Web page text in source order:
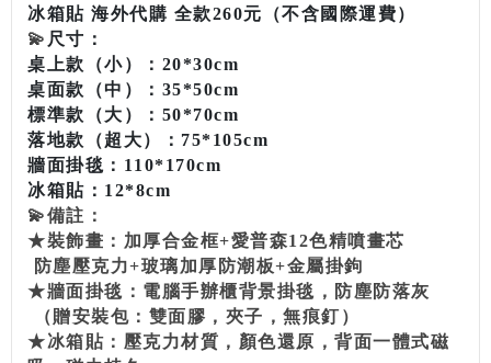
冰箱貼 海外代購 全款260元 （不含國際運費）
💫 尺寸：
桌上款（小）：20*30cm
桌面款（中）：35*50cm
標準款（大）：50*70cm
落地款（超大）：75*105cm
牆面掛毯：110*170cm
冰箱貼：12*8cm
💫備註：
★裝飾畫：加厚合金框+愛普森12色精噴畫芯
防塵壓克力+玻璃加厚防潮板+金屬掛鉤
★牆面掛毯：電腦手辦櫃背景掛毯，防塵防落灰
（贈安裝包：雙面膠，夾子，無痕釘）
★冰箱貼：壓克力材質，顏色還原，背面一體式磁